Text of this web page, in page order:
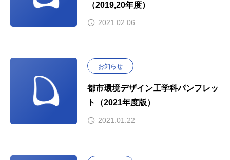
（2019,20年度）
2021.02.06
お知らせ
都市環境デザイン工学科パンフレッ
ト（2021年度版）
2021.01.22